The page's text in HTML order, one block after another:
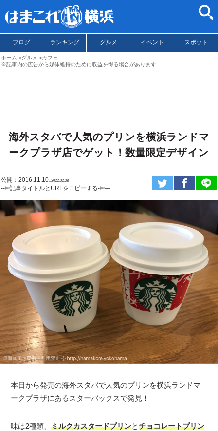
ブログ ランキング グルメ イベント スポット
ホーム グルメ
カフェ
※記事内の広告から媒体維持のために収益を得る場合があります
海外スタバで人気のプリンを横浜ランドマ
ークプラザ店でゲット！数量限定デザイン
公開：2016.11.10ಇ2022.02.08
--✄記事タイトルとURLをコピーする-✄—
本日から発売の海外スタバで人気のプリンを横浜ランドマ
ークプラザにあるスターバックスで発見！
味は2種類、ミルクカスタードプリンとチョコレートプリン